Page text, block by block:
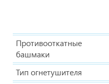
Противооткатные
башмаки
Тип огнетушителя